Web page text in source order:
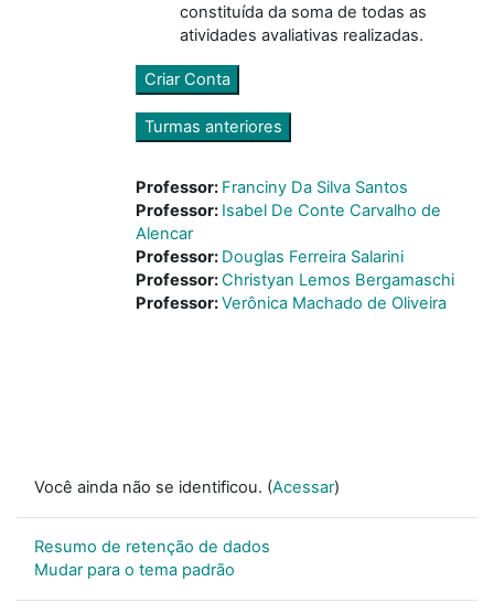
constituída da soma de todas as
atividades avaliativas realizadas.
Criar Conta
Turmas anteriores
Professor: Franciny Da Silva Santos
Professor: Isabel De Conte Carvalho de
Alencar
Professor: Douglas Ferreira Salarini
Professor:Christyan Lemos Bergamaschi
Professor:Verônica Machado de Oliveira
Você ainda não se identificou. (Acessar)
Resumo de retenção de dados
Mudar para o tema padrão